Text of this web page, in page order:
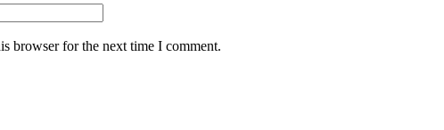
browser for the next time I comment.